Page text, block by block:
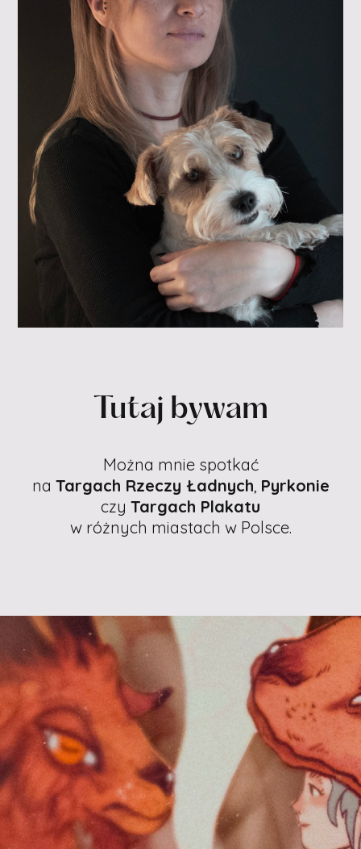
Tutaj bywam
Można mnie spotkać
na Targach Rzeczy Ładnych, Pyrkonie
czy Targach Plakatu
w różnych miastach w Polsce.